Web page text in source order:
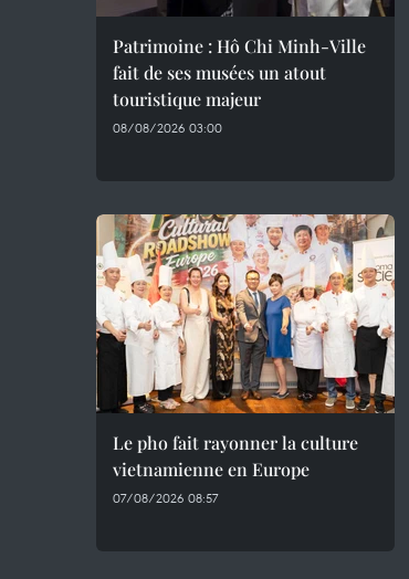
Patrimoine : Hô Chi Minh-Ville
fait de ses musées un atout
touristique majeur
08/08/2026 03:00
Le pho fait rayonner la culture
vietnamienne en Europe
07/08/2026 08:57